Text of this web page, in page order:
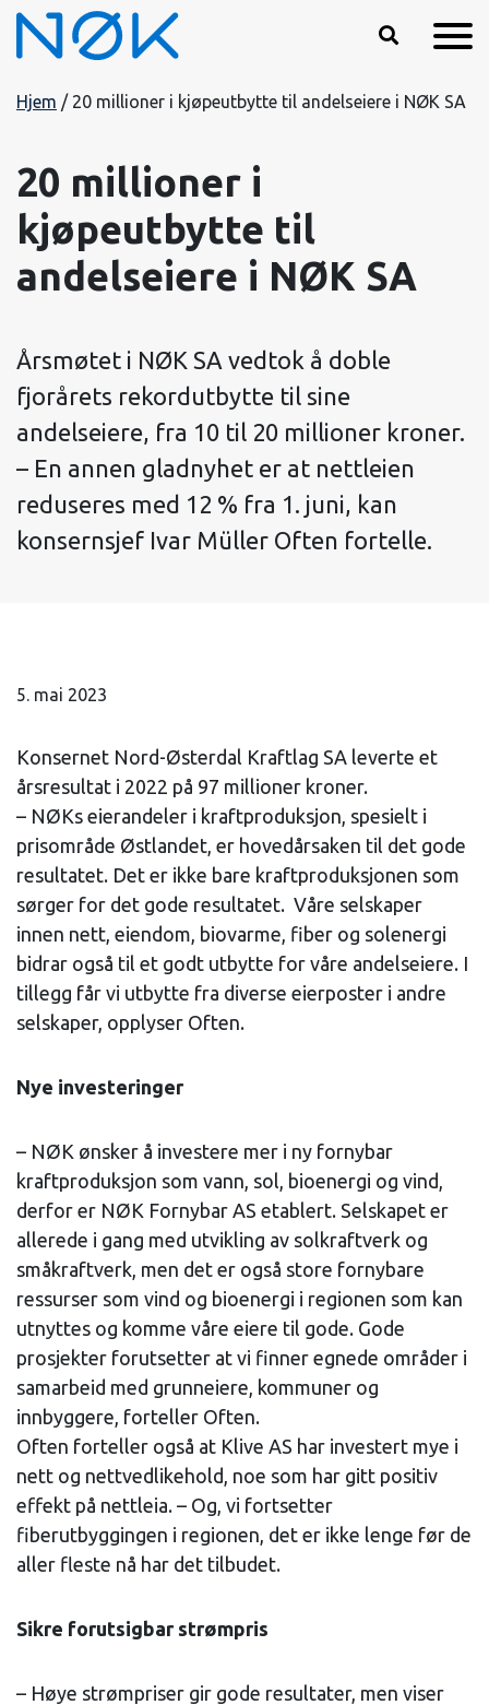
Hopp til hovedinnhold
Hjem / 20 millioner i kjøpeutbytte til andelseiere i NØK SA
20 millioner i
kjøpeutbytte til
andelseiere i NØK SA
Årsmøtet i NØK SA vedtok å doble
fjorårets rekordutbytte til sine
andelseiere, fra 10 til 20 millioner kroner.
– En annen gladnyhet er at nettleien
reduseres med 12 % fra 1. juni, kan
konsernsjef Ivar Müller Often fortelle.
5. mai 2023
Konsernet Nord-Østerdal Kraftlag SA leverte et
årsresultat i 2022 på 97 millioner kroner.
– NØKs eierandeler i kraftproduksjon, spesielt i
prisområde Østlandet, er hovedårsaken til det gode
resultatet. Det er ikke bare kraftproduksjonen som
sørger for det gode resultatet. Våre selskaper
innen nett, eiendom, biovarme, fiber og solenergi
bidrar også til et godt utbytte for våre andelseiere. I
tillegg får vi utbytte fra diverse eierposter i andre
selskaper, opplyser Often.
Nye investeringer
– NØK ønsker å investere mer i ny fornybar
kraftproduksjon som vann, sol, bioenergi og vind,
derfor er NØK Fornybar AS etablert. Selskapet er
allerede i gang med utvikling av solkraftverk og
småkraftverk, men det er også store fornybare
ressurser som vind og bioenergi i regionen som kan
utnyttes og komme våre eiere til gode. Gode
prosjekter forutsetter at vi finner egnede områder i
samarbeid med grunneiere, kommuner og
innbyggere, forteller Often.
Often forteller også at Klive AS har investert mye i
nett og nettvedlikehold, noe som har gitt positiv
effekt på nettleia. – Og, vi fortsetter
fiberutbyggingen i regionen, det er ikke lenge før de
aller fleste nå har det tilbudet.
Sikre forutsigbar strømpris
– Høye strømpriser gir gode resultater, men viser